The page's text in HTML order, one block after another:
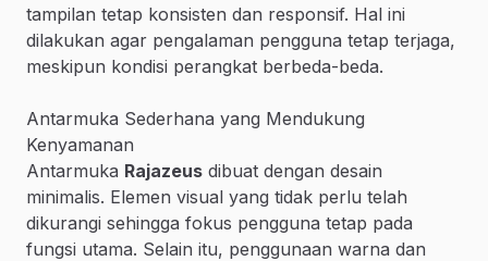
tampilan tetap konsisten dan responsif. Hal ini
dilakukan agar pengalaman pengguna tetap terjaga,
meskipun kondisi perangkat berbeda-beda.
Antarmuka Sederhana yang Mendukung
Kenyamanan
Antarmuka Rajazeus dibuat dengan desain
minimalis. Elemen visual yang tidak perlu telah
dikurangi sehingga fokus pengguna tetap pada
fungsi utama. Selain itu, penggunaan warna dan